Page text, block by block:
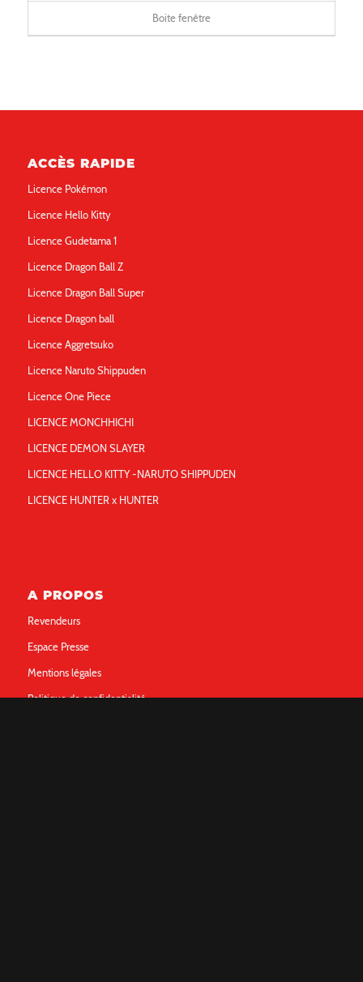
Boite fenêtre
ACCÈS RAPIDE
Licence Pokémon
Licence Hello Kitty
Licence Gudetama 1
Licence Dragon Ball Z
Licence Dragon Ball Super
Licence Dragon ball
Licence Aggretsuko
Licence Naruto Shippuden
Licence One Piece
LICENCE MONCHHICHI
LICENCE DEMON SLAYER
LICENCE HELLO KITTY -NARUTO SHIPPUDEN
LICENCE HUNTER x HUNTER
A PROPOS
Revendeurs
Espace Presse
Mentions légales
Politique de confidentialité